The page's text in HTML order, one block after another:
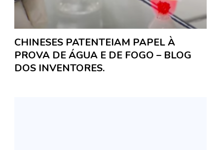
CHINESES PATENTEIAM PAPEL À
PROVA DE ÁGUA E DE FOGO – BLOG
DOS INVENTORES.